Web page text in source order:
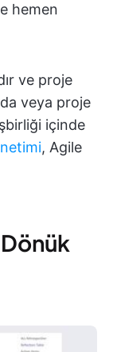
hemen
ve proje
veya proje
içinde
, Agile